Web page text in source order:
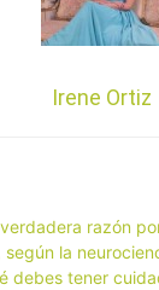
Irene Ortiz
razón
la
debes tener